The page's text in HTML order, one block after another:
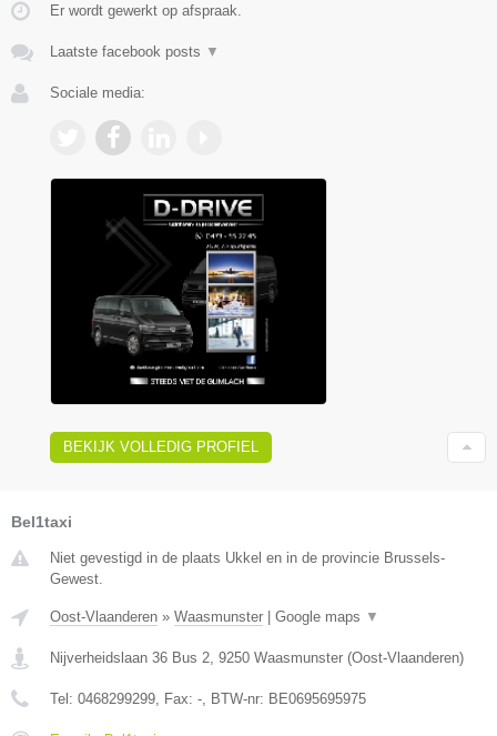
Er wordt gewerkt op afspraak.
Laatste facebook posts ▼
Sociale media:
BEKIJK VOLLEDIG PROFIEL
Bel1taxi
Niet gevestigd in de plaats Ukkel en in de provincie Brussels-
Gewest.
Oost-Vlaanderen » Waasmunster Google maps ▼
Nijverheidslaan 36 Bus 2 9250 Waasmunster (Oost-Vlaanderen)
Tel: 0468299299 , Fax: - , BTW-nr: BE0695695975